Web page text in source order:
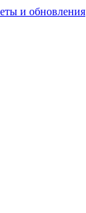
и обновления